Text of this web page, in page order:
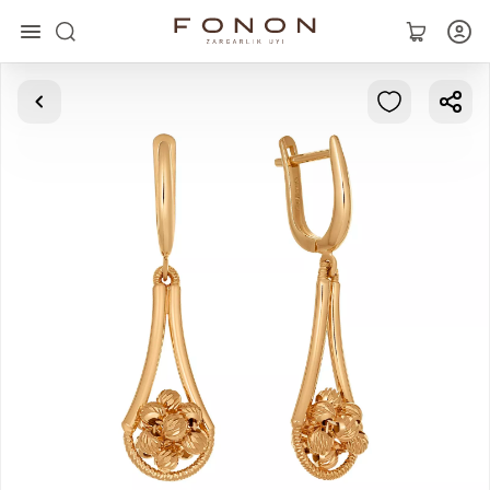
Главная